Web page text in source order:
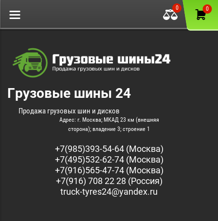
0
0
Грузовые шины 24
Продажа грузовых шин и дисков
Адрес: г. Москва; МКАД 23 км (внешняя
сторона); владение 3; строение 1
+7(985)393-54-64 (Москва)
+7(495)532-62-74 (Москва)
+7(916)565-47-74 (Москва)
+7(916) 708 22 28 (Россия)
truck-tyres24@yandex.ru